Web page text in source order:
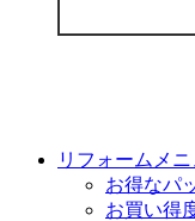
リフォームメ
お得なパ
お買い得